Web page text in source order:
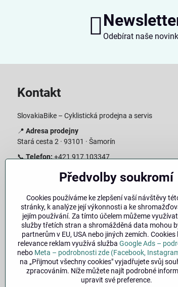
Odebírat naše
Kontakt
SlovakiaBike – Cyklistická prodejna a servis
📍 Adresa prodejny
Stará cesta 2 · 93101 · Šamorín
📞 Telefon: +421 917 103347
info@slovakiabike.sk
Pondělí–Pátek: 09:00–15:00
Sobota: 09:00–11:00
Neděle: Zavřeno
👉Zobrazit prodejnu na mapě(odkaz na Google
Předvolby soukromí
Cookies používáme ke zlepšení vaší návštěvy
stránky, k analýze její výkonnosti a ke
jejím používání. Za tímto účelem můžeme
služby třetích stran a shromážděná data mohou
partnerům v EU, USA nebo jiných zemích. Cookies
relevance reklam využívá služba Google Ads –
nebo Meta – podrobnosti zde (Facebook,
na „Přijmout všechny cookies" vyjadřujete svůj
zpracováním. Níže můžete najít podrobné
upravit své preference.